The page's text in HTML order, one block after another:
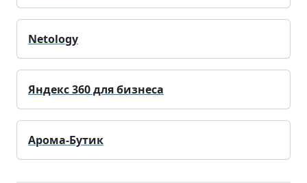
Netology
Яндекс 360 для бизнеса
Арома-Бутик